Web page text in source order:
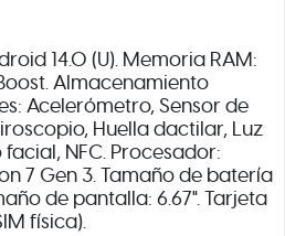
14.0 (U). Memoria RAM:
Almacenamiento
Acelerómetro, Sensor de
Huella dactilar, Luz
NFC. Procesador:
7 Gen 3. Tamaño de batería
de pantalla: 6.67". Tarjeta
física).